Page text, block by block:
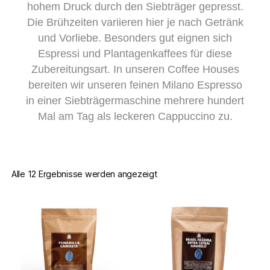
hohem Druck durch den Siebträger gepresst.
Die Brühzeiten variieren hier je nach Getränk
und Vorliebe. Besonders gut eignen sich
Espressi und Plantagenkaffees für diese
Zubereitungsart. In unseren Coffee Houses
bereiten wir unseren feinen Milano Espresso
in einer Siebträgermaschine mehrere hundert
Mal am Tag als leckeren Cappuccino zu.
Alle 12 Ergebnisse werden angezeigt